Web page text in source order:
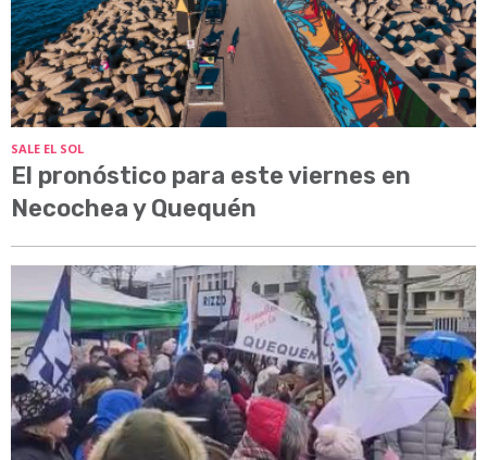
SALE EL SOL
El pronóstico para este viernes en
Necochea y Quequén